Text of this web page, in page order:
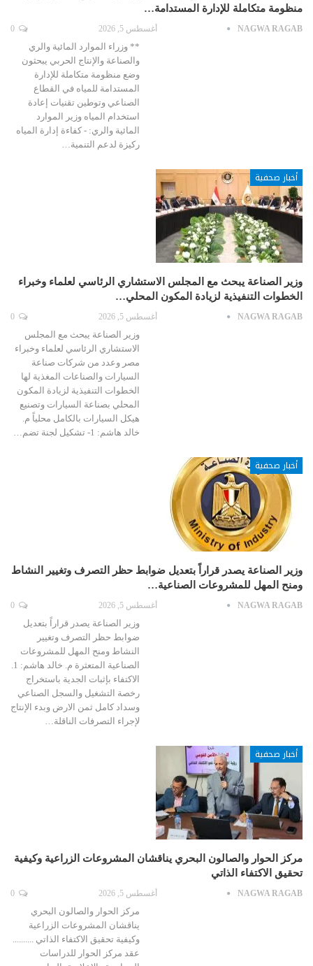
منظومة متكاملة للإدارة المستدامة…
NAGWA RAGAB أغسطس 5, 2026
** وزراء الموارد المائية والري
والصناعة والإنتاج الحربي يبحثون
وضع منظومة متكاملة للإدارة
المستدامة للمياه في القطاع
الصناعي وتوطين تقنيات إعادة
استخدام المياه وزير الموارد
المائية والري: - كفاءة إدارة المياه
ركيزة لدعم التنمية…
أخبار صحفية
وزير الصناعة يبحث مع المجلس الاستشاري الرئاسي لعلماء وخبراء
الخطوات التنفيذية لزيادة المكون المحلي…
NAGWA RAGAB أغسطس 5, 2026
وزير الصناعة يبحث مع المجلس
الاستشاري الرئاسي لعلماء وخبراء
مصر وعدد من شركات صناعة
السيارات والصناعات المغذية لها
الخطوات التنفيذية لزيادة المكون
المحلي بصناعة السيارات وتصنيع
هيكل السيارات بالكامل محلياً م.
خالد هاشم: 1- تشكيل لجنة تضم…
أخبار صحفية
وزير الصناعة يصدر قراراً بتعديل ضوابط حظر التصرف وتغيير النشاط
ومنح المهل للمشروعات الصناعية…
NAGWA RAGAB أغسطس 5, 2026
وزير الصناعة يصدر قراراً بتعديل
ضوابط حظر التصرف وتغيير
النشاط ومنح المهل للمشروعات
الاكتفاء بإثبات الجدية باستخراج
رخصة التشغيل والسجل الصناعي
وسداد كامل ثمن الارض وبدء الإنتاج
لإجراء التصرفات الناقلة…
أخبار صحفية
مركز الحوار والصالون البحري يناقشان المشروعات الزراعية وكيفية
تحقيق الاكتفاء الذاتي
NAGWA RAGAB أغسطس 5, 2026
مركز الحوار والصالون البحري
يناقشان المشروعات الزراعية
وكيفية تحقيق الاكتفاء الذاتي ..........
عقد مركز الحوار للدراسات